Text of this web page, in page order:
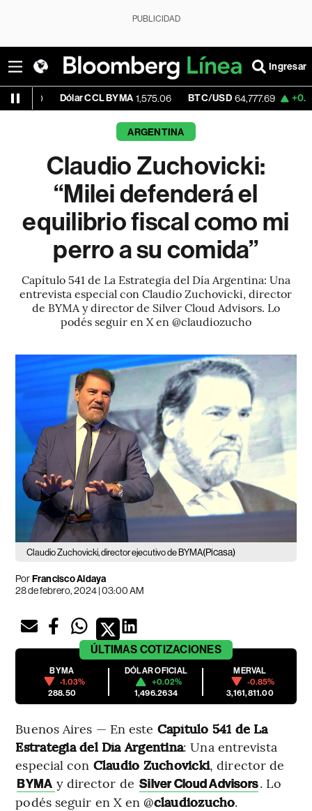
PUBLICIDAD
Ingresar
Dólar CCL BYMA 1,575.06 BTC/USD 64,777.69 +0.75%
ARGENTINA
Claudio Zuchovicki:
“Milei defenderá el
equilibrio fiscal como mi
perro a su comida”
Capítulo 541 de La Estrategia del Día Argentina: Una
entrevista especial con Claudio Zuchovicki, director
de BYMA y director de Silver Cloud Advisors. Lo
podés seguir en X en @claudiozucho
Claudio Zuchovicki, director ejecutivo de BYMA(Picasa)
PorFrancisco Aldaya
28 de febrero, 2024 | 03:00 AM
ÚLTIMAS COTIZACIONES
BYMA
-1.03%
288.50
DÓLAR OFICIAL
+0.02%
1,496.2634
MERVAL
-0.85%
3,161,811.00
Buenos Aires — En este Capítulo 541 de La
Estrategia del Día Argentina: Una entrevista
especial con Claudio Zuchovicki, director de
BYMA y director de Silver Cloud Advisors. Lo
podés seguir en X en @claudiozucho.